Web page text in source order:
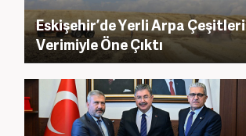
Eskişehir’de Yerli Arpa Çeşitleri
Verimiyle Öne Çıktı